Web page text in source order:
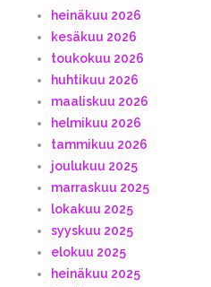
heinäkuu 2026
kesäkuu 2026
toukokuu 2026
huhtikuu 2026
maaliskuu 2026
helmikuu 2026
tammikuu 2026
joulukuu 2025
marraskuu 2025
lokakuu 2025
syyskuu 2025
elokuu 2025
heinäkuu 2025